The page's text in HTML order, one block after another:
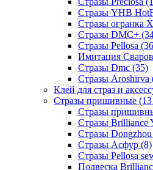
Стразы YHB
Стразы огранка
Стразы DMC+
Стразы Pellosa
Имитация
Стразы Dmc (35)
Стразы Aroshirva
Клей для страз и
Стразы пришивные
Стразы
Стразы Brilliance
Стразы
Стразы Асфур (8)
Стразы Pellosa
Подвеска